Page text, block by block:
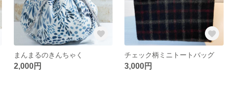
まんまるのきんちゃく
2,000円
チェック柄ミニトートバッグ
3,000円